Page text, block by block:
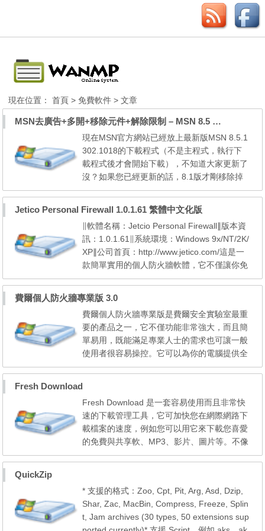
現在位置：首頁 >免費軟件 > 文章
MSN去廣告+多開+移除元件+解除限制 – MSN 8.5 修改器
現在MSN官方網站已經放上最新版MSN 8.5.1
302.1018的下載程式（不是主程式，執行下
載程式後才會開始下載），不知道大家更新了
沒？如果您已經更新的話，8.1版才剛移除掉
的廣告欄位應該又出現了吧！有沒有覺得手癢
軟體習慣「入境隨俗」，設計者放什麼碗糕在
上面都全盤接受，當然除了惡意程式之外…但
對廣大網友來說，也許就不是這麼回事了！有
些人喜歡把MSN裡的一些限...
Jetico Personal Firewall 1.0.1.61 繁體中文化版
∥軟體名稱：Jetcio Personal Firewall∥版本資
訊：1.0.1.61∥系統環境：Windows 9x/NT/2K/
XP∥公司首頁：http://www.jetico.com/這是一
款簡單實用的個人防火牆軟體，它不僅讓你免
費使用，在國外防火牆軟體評比中，在許多付
Jetico Personal Firewall is designed to give t
he user full control over the networking subs
ystem. The key principles are rule based s...
費爾個人防火牆專業版 3.0
費爾個人防火牆專業版是費爾安全實驗室最重
要的產品之一，它不僅功能非常強大，而且簡
單易用，既能滿足專業人士的需求也可讓一般
使用者很容易操控。它可以為你的電腦提供全
方位的網路安全保護，而且 完全免費。 阻止
阻止霸王插件，並允許自定義規則阻止新的霸
王插件，廣告和有害網站等。此阻止非常徹
底，不僅插件不會彈出詢問安裝的對話框，...
Fresh Download
Fresh Download 是一套容易使用而且非常快
速的下載管理工具，它可加快您在網際網路下
載檔案的速度，例如您可以用它來下載您喜愛
的免費與共享軟、MP3、影片、圖片等。不像
其他同類型軟體，Fresh Download 是 100%
不會有間諜軟體隱藏在其中。 * 在不需改變目
前的網路連線等級的前提下，提高 FTP/HTTP
下載速度。* 暫停或...
QuickZip
* 支援的格式：Zoo, Cpt, Pit, Arg, Asd, Dzip,
Shar, Zac, MacBin, Compress, Freeze, Splin
t, Jam archives (30 types, 50 extensions sup